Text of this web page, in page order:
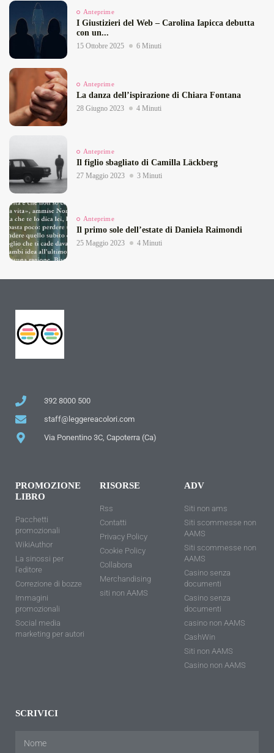
Anteprime
I Giustizieri del Web – Carolina Iapicca debutta
con un...
15 Ottobre 2025 6 Minuti
Anteprime
La danza dell’ispirazione di Chiara Fontana
28 Giugno 2023 4 Minuti
Anteprime
Il figlio sbagliato di Camilla Läckberg
27 Maggio 2023 3 Minuti
Anteprime
Il primo sole dell’estate di Daniela Raimondi
25 Maggio 2023 4 Minuti
392 8000 500
staff@leggereacolori.com
Via Ponentino 3C, Capoterra (Ca)
PROMOZIONE
LIBRO
Pacchetti
promozionali
WikiAuthor
La sinossi per
l'editore
Correzione di bozze
Immagini
promozionali
Social media
marketing per autori
RISORSE
Rss
Contatti
Privacy Policy
Cookie Policy
Collabora
Merchandising
siti non AAMS
ADV
Siti non ams
Siti scommesse non
AAMS
Siti scommesse non
AAMS
Casino senza
documenti
Casino senza
documenti
casino non AAMS
CashWin
Siti non AAMS
Casino non AAMS
SCRIVICI